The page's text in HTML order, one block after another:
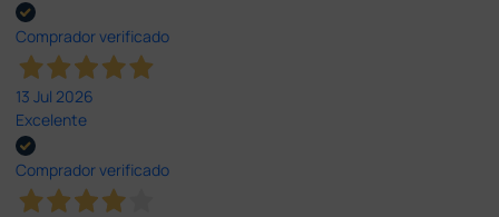
Comprador verificado
13 Jul 2026
Excelente
Comprador verificado